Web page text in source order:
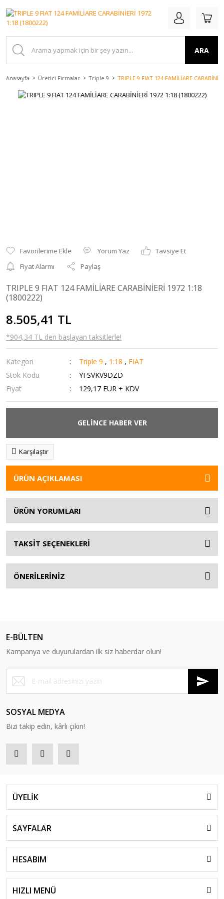
ARA
Anasayfa Üretici Firmalar Triple 9 TRIPLE 9 FIAT 124 FAMİLİARE
Yorum Yaz
Tavsiye Et
Fiyat Alarmı
Paylaş
TRIPLE 9 FIAT 124 FAMİLİARE CARABİNİERİ 1972 1:18
(1800222)
8.505,41 TL
*904,34 TL den başlayan taksitlerle!
Kategori Triple 9 , 1:18 , FIAT
Stok Kodu
YFSVKV9DZD
Fiyat
129,17 EUR + KDV
GELİNCE HABER VER
Karşılaştır
ÜRÜN AÇIKLAMASI
ÜRÜN YORUMLARI
TAKSİT SEÇENEKLERİ
ÖNERİLERİNİZ
E-BÜLTEN
Kampanya ve duyurulardan ilk siz haberdar olun!
SOSYAL MEDYA
Bizi takip edin, kârlı çıkın!
ÜYELİK
SAYFALAR
HESABIM
HIZLI MENÜ